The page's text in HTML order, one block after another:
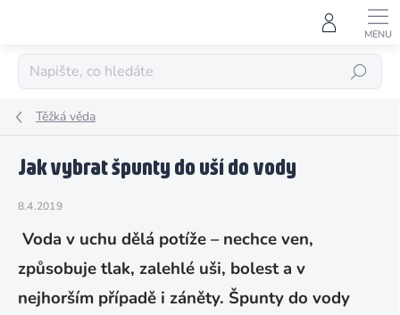
HLEDAT
Těžká věda
Jak vybrat špunty do uší do vody
8.4.2019
Voda v uchu dělá potíže – nechce ven,
způsobuje tlak, zalehlé uši, bolest a v
nejhorším případě i záněty. Špunty do vody